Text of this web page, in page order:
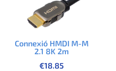
Connexió HMDI M-M
2.1 8K 2m
€18.85